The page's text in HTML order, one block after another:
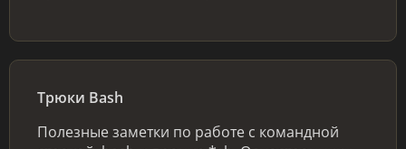
Трюки Bash
Полезные заметки по работе с командной